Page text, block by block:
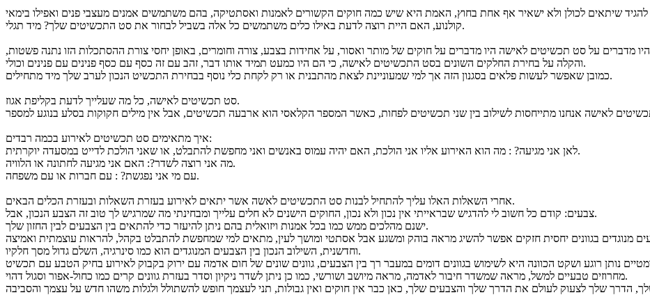
שיתאים לכולן ולא ישאיר אף אחת בחוץ, האמת היא שיש כמה חוקים הקשורים לאמנות ואסתטיקה, בהם משתמשים אמנים מעצבי פנים ואפילו בימאי
קולנוע, האם היית רוצה לדעת באילו כלים משתמשים כל אלה בשביל לבחור את סט התכשיטים שלך? מיד תגלי.
מדברים על סט תכשיטים לאישה היו מדברים על חוקים של מותר ואסור, על אחידות בצבע, צורה וחומרים, באופן יחסי צורת ההסתכלות הזו נתנה פשטות,
והקלה על בחירת החלקים השונים בסט התכשיטים לאישה, כי הם היו כמעט תמיד אותו דבר, זהב עם זה כסף עם כסף פנינים עם פנינים וכולי.
כמובן שאפשר לעשות פלאים בסגנון הזה אך למי שמעוניינת לצאת מהתבנית או רק לקחת כלי נוסף בבחירת התכשיט הנכון לערב שלך מיד מתחילים.
סט תכשיטים לאישה, כל מה שעלייך לדעת בקליפת אגוז.
לאישה אנחנו מתייחסות לשילוב בין שני תכשיטים לפחות, כאשר המספר הקלאסי הוא ארבעה תכשיטים, אבל אין מילים חקוקות בסלע בנוגע למספר
איך מתאימים סט תכשיטים לאירוע בכמה רבדים:
לאן אני מגיעה? : מה הוא האירוע אליו אני הולכת, האם יהיה עמוס באנשים ואני מחפשת להתבלט, או שאני הולכת לדייט במסעדה יוקרתית.
מה אני רוצה לשדר?: האם אני מגיעה לחתונה או הלוויה.
עם מי אני נפגשת? : עם חברות או עם משפחה.
אחרי השאלות האלו עליך להתחיל לבנות סט התכשיטים לאשה אשר יתאים לאירוע בעזרת השאלות ובעזרת הכלים הבאים.
צבעים: קודם כל חשוב לי להדגיש שבראייתי אין נכון ולא נכון, החוקים הישנים לא חלים עלייך ומבחינתי מה שמרגיש לך טוב זה הצבע הנכון, אבל.
ישנם מהלכים ממש כמו בכל אמנות ויזואלית בהם ניתן להיעזר כדי להתאים בין הצבעים לבין החזון שלך.
מנוגדים בגוונים יחסית חזקים אפשר להשיג מראה בוהק ומשגע אבל אסתטי ומושך לעין, מתאים למי שמחפשת להתבלט בקהל, להראות עוצמתית ואמיצה
וחדשנית, השילוב הנכון בין הצבעים המנוגדים הוא כמו סינרגיה, השלם גדול מסך חלקיו.
נותן רוגע ושקט הכוונה היא לשימוש בגוונים דומים במעבר רך בין הצבעים, גוונים שונים של חום אדמה עם ירוק בקבוק לאירוע בחיק הטבע עם תכשיט
מחרוזים טבעיים למשל, מראה שמשדר חיבור לאדמה, מראה מיושב ושורשי, כמו כן ניתן לשדר ניקיון וסדר בעזרת גוונים קרים כמו כחול-אפור וסגול דהוי.